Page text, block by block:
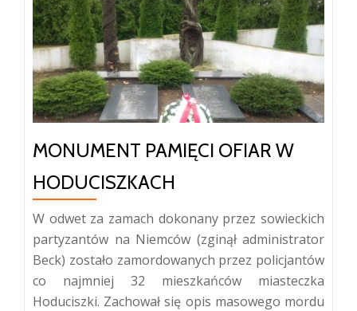
MONUMENT PAMIĘCI OFIAR W
HODUCISZKACH
W odwet za zamach dokonany przez sowieckich
partyzantów na Niemców (zginął administrator
Beck) zostało zamordowanych przez policjantów
co najmniej 32 mieszkańców miasteczka
Hoduciszki. Zachował się opis masowego mordu